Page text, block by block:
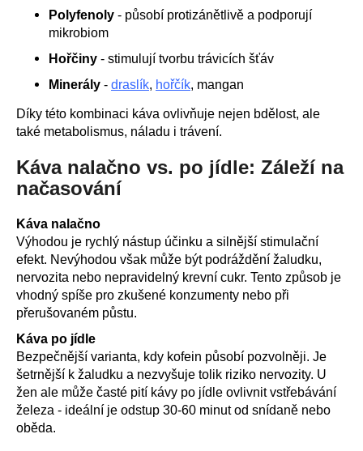
Polyfenoly - působí protizánětlivě a podporují
mikrobiom
Hořčiny - stimulují tvorbu trávicích šťáv
Minerály - draslík, hořčík, mangan
Díky této kombinaci káva ovlivňuje nejen bdělost, ale
také metabolismus, náladu i trávení.
Káva nalačno vs. po jídle: Záleží na
načasování
Káva nalačno
Výhodou je rychlý nástup účinku a silnější stimulační
efekt. Nevýhodou však může být podráždění žaludku,
nervozita nebo nepravidelný krevní cukr. Tento způsob je
vhodný spíše pro zkušené konzumenty nebo při
přerušovaném půstu.
Káva po jídle
Bezpečnější varianta, kdy kofein působí pozvolněji. Je
šetrnější k žaludku a nezvyšuje tolik riziko nervozity. U
žen ale může časté pití kávy po jídle ovlivnit vstřebávání
železa - ideální je odstup 30-60 minut od snídaně nebo
oběda.
m
e
BRAINMAX
MAGTEIN®,
L-
TREONÁT,
90
ROSTLINNÝCH
KAPSLÍ
999
Kč
Původně: